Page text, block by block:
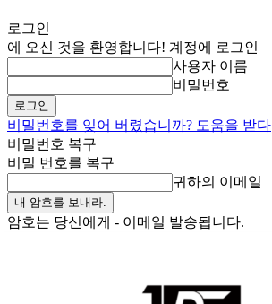
로그인
에 오신 것을 환영합니다! 계정에 로그인
사용자 이름
비밀번호
비밀번호를 잊어 버렸습니까? 도움을 받다
비밀번호 복구
비밀 번호를 복구
귀하의 이메일
암호는 당신에게 - 이메일 발송됩니다.